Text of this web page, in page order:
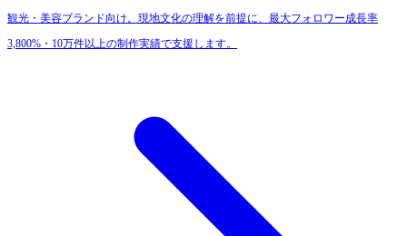
観光・美容ブランド向け。現地文化の理解を前提に、最大フォロワー成長率
3,800%・10万件以上の制作実績で支援します。